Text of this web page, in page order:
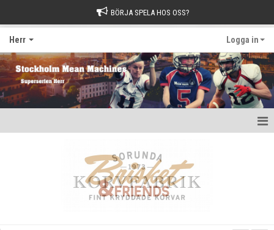
BÖRJA SPELA HOS OSS?
Herr Logga in